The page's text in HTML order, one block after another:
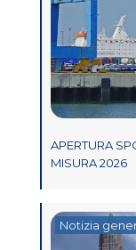
APERTURA
MISURA 2026
Notizia